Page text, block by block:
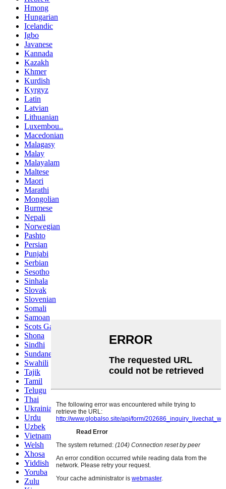
Hmong
Hungarian
Icelandic
Igbo
Javanese
Kannada
Kazakh
Khmer
Kurdish
Kyrgyz
Latin
Latvian
Lithuanian
Luxembou..
Macedonian
Malagasy
Malay
Malayalam
Maltese
Maori
Marathi
Mongolian
Burmese
Nepali
Norwegian
Pashto
Persian
Punjabi
Serbian
Sesotho
Sinhala
Slovak
Slovenian
Somali
Samoan
Scots Gaelic
Shona
Sindhi
Sundanese
Swahili
Tajik
Tamil
Telugu
Thai
Ukrainian
Urdu
Uzbek
Vietnamese
Welsh
Xhosa
Yiddish
Yoruba
Zulu